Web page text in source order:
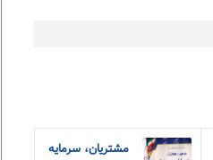
مشتریان، سرمایه